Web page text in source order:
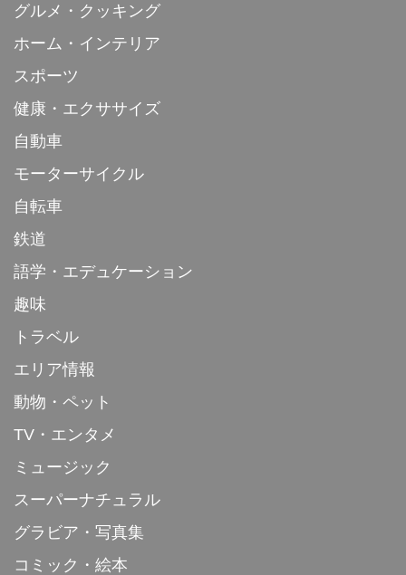
グルメ・クッキング
ホーム・インテリア
スポーツ
健康・エクササイズ
自動車
モーターサイクル
自転車
鉄道
語学・エデュケーション
趣味
トラベル
エリア情報
動物・ペット
TV・エンタメ
ミュージック
スーパーナチュラル
グラビア・写真集
コミック・絵本